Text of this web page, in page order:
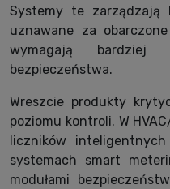
Systemy te zarządzają
uznawane za
wymagają bardziej
bezpieczeństwa.
Wreszcie produkty
poziomu kontroli. W
liczników
systemach smart
modułami